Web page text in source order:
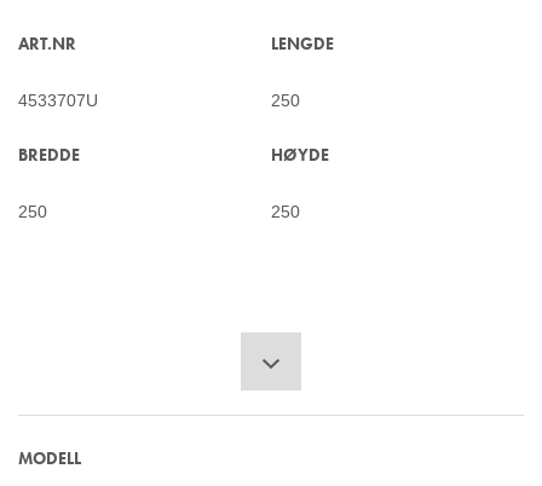
ART.NR
4533707U
LENGDE
250
BREDDE
250
HØYDE
250
MODELL